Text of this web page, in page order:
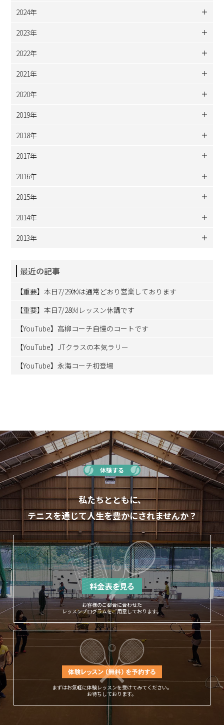
2024年
2023年
2022年
2021年
2020年
2019年
2018年
2017年
2016年
2015年
2014年
2013年
最近の記事
【重要】本日7/29㈬は通常どおり営業しております
【重要】本日7/28㈫レッスン休講です
【YouTube】高柳コーチ自慢のコートです
【YouTube】JTクラスの本気ラリー
【YouTube】永海コーチ初登場
体験する
私たちとともに、
テニスを通じて人生を豊かにされませんか？
お客様のご都合に合わせた
レッスンプログラムをご用意しております。
まずはお気軽に体験レッスンを受けてみてください。
お待ちしております。